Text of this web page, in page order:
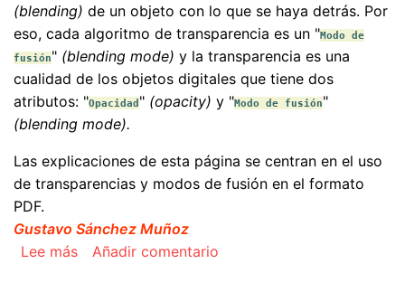
(blending) de un objeto con lo que se haya detrás. Por
eso, cada algoritmo de transparencia es un "Modo de
fusión" (blending mode) y la transparencia es una
cualidad de los objetos digitales que tiene dos
atributos: "Opacidad" (opacity) y "Modo de fusión"
(blending mode).
Las explicaciones de esta página se centran en el uso
de transparencias y modos de fusión en el formato
PDF.
Gustavo Sánchez Muñoz
Lee mássobre Las transparencias o modos de fusión
Añadir comentario